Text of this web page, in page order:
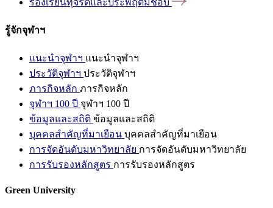
รู้จักจุฬาฯ
แนะนำจุฬาฯ แนะนำจุฬาฯ
ประวัติจุฬาฯ ประวัติจุฬาฯ
ภารกิจหลัก ภารกิจหลัก
จุฬาฯ 100 ปี จุฬาฯ 100 ปี
ข้อมูลและสถิติ ข้อมูลและสถิติ
บุคคลสำคัญที่มาเยือน บุคคลสำคัญที่มาเยือน
การจัดอันดับมหาวิทยาลัย การจัดอันดับมหาวิทยาลัย
การรับรองหลักสูตร การรับรองหลักสูตร
Green University